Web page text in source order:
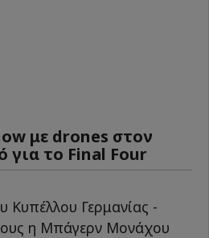
με drones στον
για το Final Four